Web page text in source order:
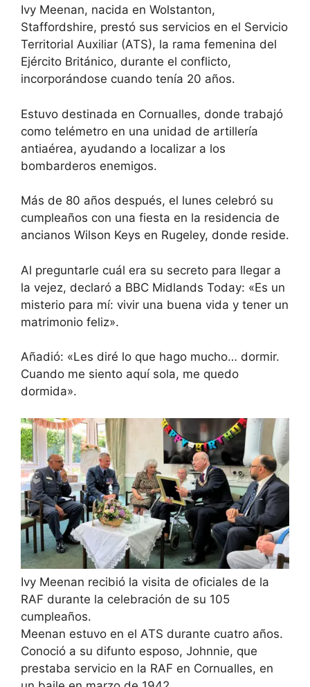
Ivy Meenan, nacida en Wolstanton,
Staffordshire, prestó sus servicios en el Servicio
Territorial Auxiliar (ATS), la rama femenina del
Ejército Británico, durante el conflicto,
incorporándose cuando tenía 20 años.
Estuvo destinada en Cornualles, donde trabajó
como telémetro en una unidad de artillería
antiaérea, ayudando a localizar a los
bombarderos enemigos.
Más de 80 años después, el lunes celebró su
cumpleaños con una fiesta en la residencia de
ancianos Wilson Keys en Rugeley, donde reside.
Al preguntarle cuál era su secreto para llegar a
la vejez, declaró a BBC Midlands Today: «Es un
misterio para mí: vivir una buena vida y tener un
matrimonio feliz».
Añadió: «Les diré lo que hago mucho… dormir.
Cuando me siento aquí sola, me quedo
dormida».
Ivy Meenan recibió la visita de oficiales de la
RAF durante la celebración de su 105
cumpleaños.
Meenan estuvo en el ATS durante cuatro años.
Conoció a su difunto esposo, Johnnie, que
prestaba servicio en la RAF en Cornualles, en